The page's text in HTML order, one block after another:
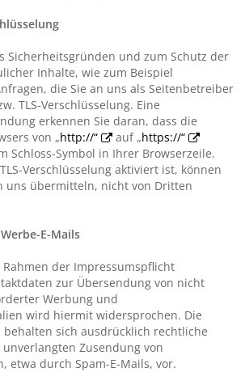
Sicherheitsgründen und zum Schutz der
Inhalte, wie zum Beispiel
die Sie an uns als Seitenbetreiber
TLS-Verschlüsselung. Eine
erkennen Sie daran, dass die
von „http://“ auf „https://“
Schloss-Symbol in Ihrer Browserzeile.
Verschlüsselung aktiviert ist, können
uns übermitteln, nicht von Dritten
E-Mails
der Impressumspflicht
zur Übersendung von nicht
Werbung und
wird hiermit widersprochen. Die
behalten sich ausdrücklich rechtliche
Zusendung von
etwa durch Spam-E-Mails, vor.